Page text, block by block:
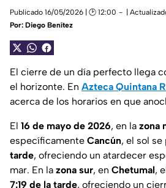
Publicado 16/05/2026 | 🕑 12:00
|
Por: Diego Benítez
El cierre de un día perfecto llega
el horizonte. En Azteca Quintana
acerca de los horarios en que
El 16 de mayo de 2026, en la zona
específicamente Cancún, el sol se
tarde, ofreciendo un atardecer
mar. En la zona sur, en Chetumal,
7:19 de la tarde, ofreciendo un